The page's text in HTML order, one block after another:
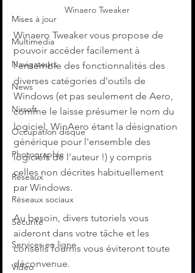
Mises à jour
Multimedia
Navigateurs
News
Nirsoft
Occupation disque
Photographie
Réseaux
Réseaux sociaux
Sécurité
Services en ligne
Video
Winaero Tweaker
Winaero Tweaker vous propose de
pouvoir accéder facilement à
l'ensemble des fonctionnalités des
diverses catégories d'outils de
Windows (et pas seulement de Aero,
comme le laisse présumer le nom du
logiciel, WinAero étant la désignation
générique pour l'ensemble des
logiciels de l'auteur !) y compris
celles non décrites habituellement
par Windows.
Au besoin, divers tutoriels vous
aideront dans votre tâche et les
conseils fournis vous éviteront toute
déconvenue.